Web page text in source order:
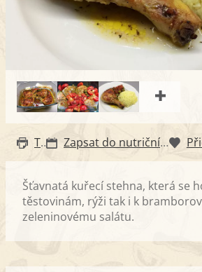
Tisk Zapsat do nutričního diáře
Šťavnatá kuřecí stehna, která se
těstovinám, rýži tak i k
zeleninovému salátu.